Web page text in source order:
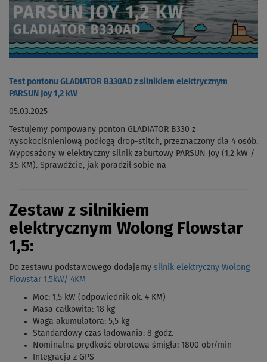
Test pontonu GLADIATOR B330AD z silnikiem elektrycznym
PARSUN Joy 1,2 kW
05.03.2025
Testujemy pompowany ponton GLADIATOR B330 z
wysokociśnieniową podłogą drop-stitch, przeznaczony dla 4 osób.
Wyposażony w elektryczny silnik zaburtowy PARSUN Joy (1,2 kW /
3,5 KM). Sprawdźcie, jak poradził sobie na
Zestaw z silnikiem
elektrycznym Wolong Flowstar
1,5:
Do zestawu podstawowego dodajemy silnik elektryczny Wolong
Flowstar 1,5kW/ 4KM
Moc: 1,5 kW (odpowiednik ok. 4 KM)
Masa całkowita: 18 kg
Waga akumulatora: 5,5 kg
Standardowy czas ładowania: 8 godz.
Nominalna prędkość obrotowa śmigła: 1800 obr/min
Integracja z GPS